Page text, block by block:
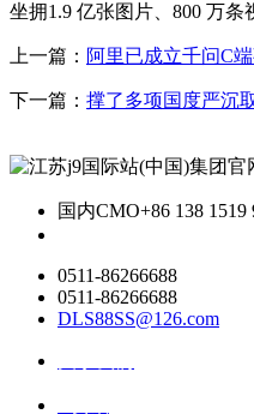
坐拥1.9 亿张图片、800 万条
上一篇： 阿里已成立千问C
下一篇： 撑了多项国度严沉
国内CMO+86 138
0511-86266688
0511-86266688
DLS88SS@126.com